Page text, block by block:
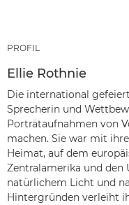
PROFIL
Ellie Rothnie
Die international
Sprecherin und
Porträtaufnahmen von
machen. Sie war mit
Heimat, auf dem
Zentralamerika und den
natürlichem Licht und
Hintergründen verleiht